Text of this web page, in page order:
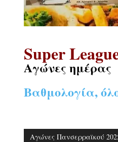
Super
Αγώνες ημέρας
Βαθμολογία,
Αγώνες Πανσερραϊκού